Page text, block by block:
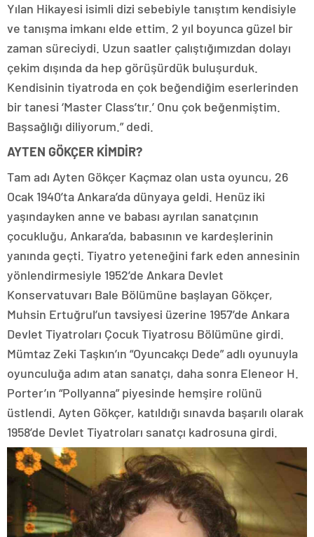
Yılan Hikayesi isimli dizi sebebiyle tanıştım kendisiyle
ve tanışma imkanı elde ettim. 2 yıl boyunca güzel bir
zaman süreciydi. Uzun saatler çalıştığımızdan dolayı
çekim dışında da hep görüşürdük buluşurduk.
Kendisinin tiyatroda en çok beğendiğim eserlerinden
bir tanesi ‘Master Class’tır.’ Onu çok beğenmiştim.
Başsağlığı diliyorum.” dedi.
AYTEN GÖKÇER KİMDİR?
Tam adı Ayten Gökçer Kaçmaz olan usta oyuncu, 26
Ocak 1940’ta Ankara’da dünyaya geldi. Henüz iki
yaşındayken anne ve babası ayrılan sanatçının
çocukluğu, Ankara’da, babasının ve kardeşlerinin
yanında geçti. Tiyatro yeteneğini fark eden annesinin
yönlendirmesiyle 1952’de Ankara Devlet
Konservatuvarı Bale Bölümüne başlayan Gökçer,
Muhsin Ertuğrul’un tavsiyesi üzerine 1957’de Ankara
Devlet Tiyatroları Çocuk Tiyatrosu Bölümüne girdi.
Mümtaz Zeki Taşkın’ın “Oyuncakçı Dede” adlı oyunuyla
oyunculuğa adım atan sanatçı, daha sonra Eleneor H.
Porter’ın “Pollyanna” piyesinde hemşire rolünü
üstlendi. Ayten Gökçer, katıldığı sınavda başarılı olarak
1958’de Devlet Tiyatroları sanatçı kadrosuna girdi.